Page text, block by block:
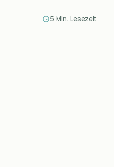
5 Min. Lesezeit